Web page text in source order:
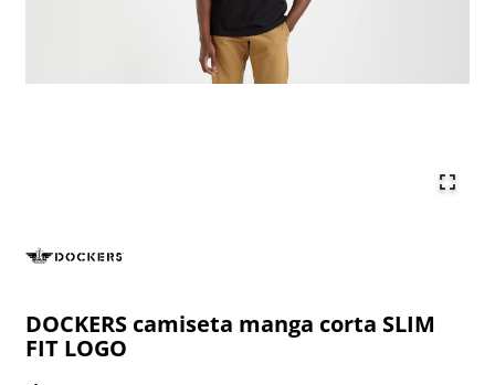
DOCKERS camiseta manga corta SLIM
FIT LOGO